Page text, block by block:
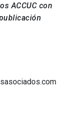
ACCUC con